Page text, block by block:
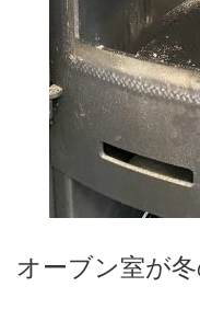
オーブン室が